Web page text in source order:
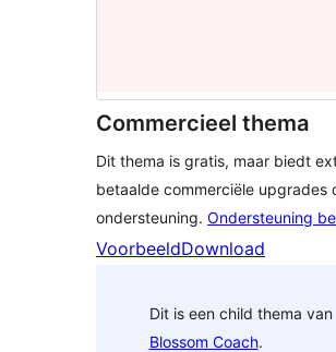
Commercieel thema
Dit thema is gratis, maar biedt
betaalde commerciële upgrades
ondersteuning. Ondersteuning
VoorbeeldDownload
Dit is een child thema van
Blossom Coach.